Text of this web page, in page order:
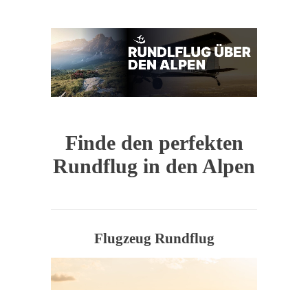
Finde den perfekten
Rundflug in den Alpen
Flugzeug Rundflug